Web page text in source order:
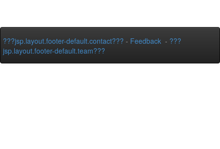
???jsp.layout.footer-default.contact??? - Feedback - ???
jsp.layout.footer-default.team???